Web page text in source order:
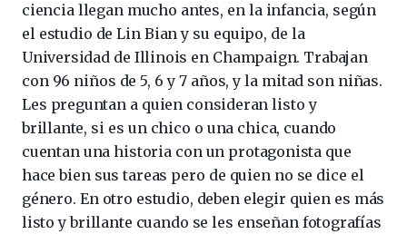
ciencia llegan mucho antes, en la infancia, según
el estudio de Lin Bian y su equipo, de la
Universidad de Illinois en Champaign. Trabajan
con 96 niños de 5, 6 y 7 años, y la mitad son niñas.
Les preguntan a quien consideran listo y
brillante, si es un chico o una chica, cuando
cuentan una historia con un protagonista que
hace bien sus tareas pero de quien no se dice el
género. En otro estudio, deben elegir quien es más
listo y brillante cuando se les enseñan fotografías